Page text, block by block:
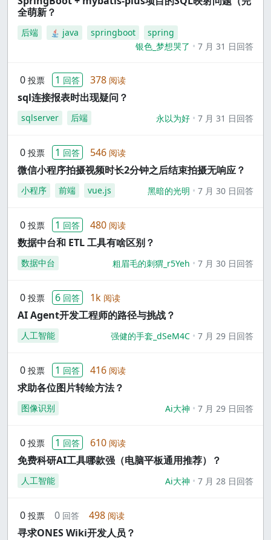
全萌新？
后端 java springboot
spring
银色_梦想哭了
7 月 31 日回答
0 投票 1 回答 378 阅读
sql连接报表时出现疑问？
sqlserver 后端 永以为好 7 月 31 日回答
0 投票 1 回答 546 阅读
微信小程序拍摄视频时长2分钟之后结束拍摄无响应？
小程序 前端 vue.js 黑暗的光明 7 月 30 日回答
0 投票 1 回答 480 阅读
数据中台和 ETL 工具有啥区别？
数据中台 粗眉毛的刺猬_r5Yeh 7 月 30 日回答
0 投票 6 回答 1k 阅读
AI Agent开发工程师的路径与挑战？
人工智能 强健的手套_dSeM4C 7 月 29 日回答
0 投票 1 回答 416 阅读
求助各位图片转绘方法？
图像识别 Ai大神 7 月 29 日回答
0 投票 1 回答 610 阅读
免费科研AI工具哪款强（电脑平板通用推荐）？
人工智能 Ai大神 7 月 28 日回答
0 投票 0 回答 498 阅读
寻求ONES Wiki开发人员？